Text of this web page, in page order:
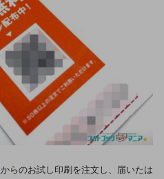
からのお試し印刷を注文し、届いたは